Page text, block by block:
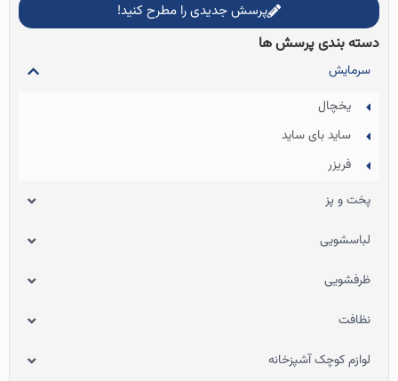
پرسش جدیدی را مطرح کنید!
دسته بندی پرسش ها
سرمایش
یخچال
ساید بای ساید
فریزر
پخت و پز
لباسشویی
ظرفشویی
نظافت
لوازم کوچک آشپزخانه